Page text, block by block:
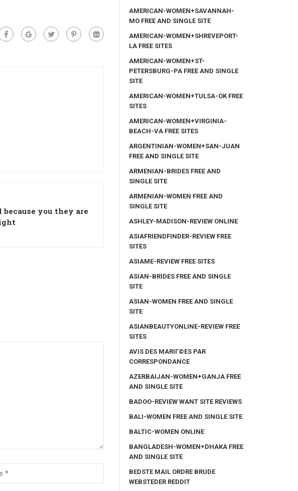
you they are
AMERICAN-WOMEN+SAVANNAH-
MO FREE AND SINGLE SITE
AMERICAN-WOMEN+SHREVEPORT-
LA FREE SITES
AMERICAN-WOMEN+ST-
PETERSBURG-PA FREE AND SINGLE
SITE
AMERICAN-WOMEN+TULSA-OK FREE
SITES
AMERICAN-WOMEN+VIRGINIA-
BEACH-VA FREE SITES
ARGENTINIAN-WOMEN+SAN-JUAN
FREE AND SINGLE SITE
ARMENIAN-BRIDES FREE AND
SINGLE SITE
ARMENIAN-WOMEN FREE AND
SINGLE SITE
ASHLEY-MADISON-REVIEW ONLINE
ASIAFRIENDFINDER-REVIEW FREE
SITES
ASIAME-REVIEW FREE SITES
ASIAN-BRIDES FREE AND SINGLE
SITE
ASIAN-WOMEN FREE AND SINGLE
SITE
ASIANBEAUTYONLINE-REVIEW FREE
SITES
AVIS DES MARIГ©ES PAR
CORRESPONDANCE
AZERBAIJAN-WOMEN+GANJA FREE
AND SINGLE SITE
BADOO-REVIEW WANT SITE REVIEWS
BALI-WOMEN FREE AND SINGLE SITE
BALTIC-WOMEN ONLINE
BANGLADESH-WOMEN+DHAKA FREE
AND SINGLE SITE
BEDSTE MAIL ORDRE BRUDE
WEBSTEDER REDDIT